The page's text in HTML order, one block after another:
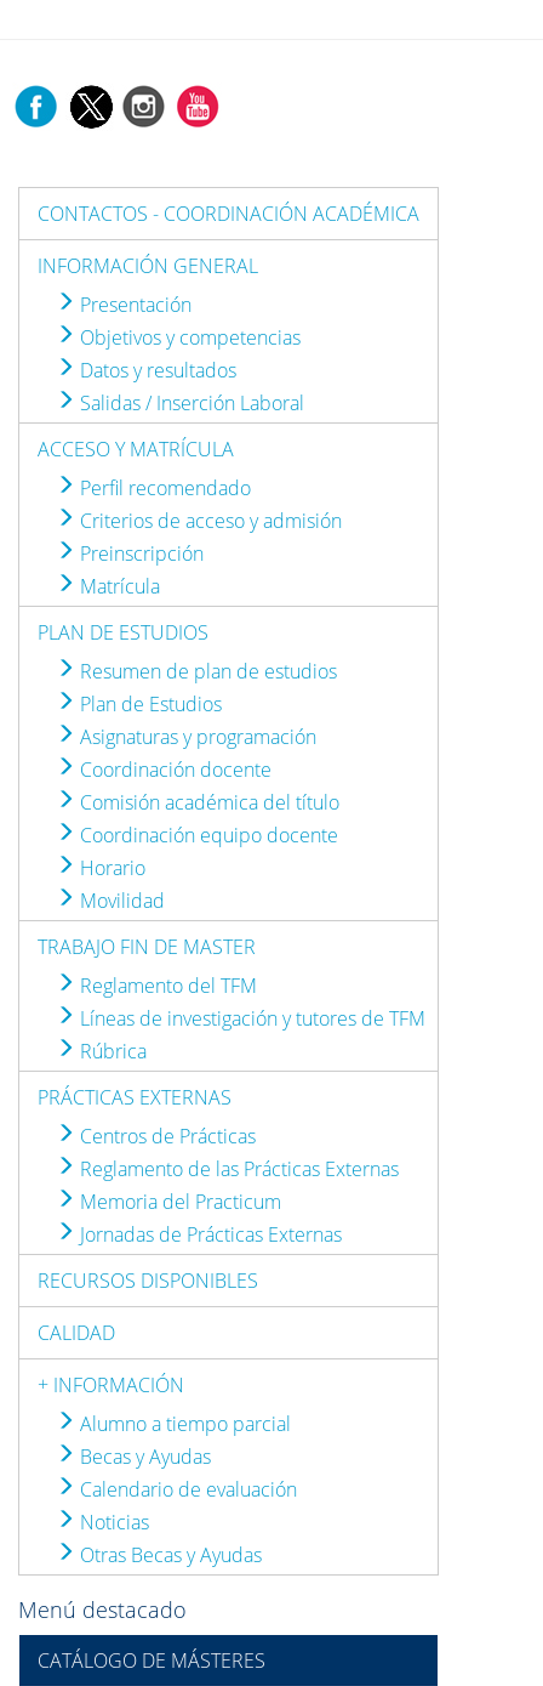
CONTACTOS - COORDINACIÓN ACADÉMICA
INFORMACIÓN GENERAL
Presentación
Objetivos y competencias
Datos y resultados
Salidas / Inserción Laboral
ACCESO Y MATRÍCULA
Perfil recomendado
Criterios de acceso y admisión
Preinscripción
Matrícula
PLAN DE ESTUDIOS
Resumen de plan de estudios
Plan de Estudios
Asignaturas y programación
Coordinación docente
Comisión académica del título
Coordinación equipo docente
Horario
Movilidad
TRABAJO FIN DE MASTER
Reglamento del TFM
Líneas de investigación y tutores de TFM
Rúbrica
PRÁCTICAS EXTERNAS
Centros de Prácticas
Reglamento de las Prácticas Externas
Memoria del Practicum
Jornadas de Prácticas Externas
RECURSOS DISPONIBLES
CALIDAD
+ INFORMACIÓN
Alumno a tiempo parcial
Becas y Ayudas
Calendario de evaluación
Noticias
Otras Becas y Ayudas
Menú destacado
CATÁLOGO DE MÁSTERES